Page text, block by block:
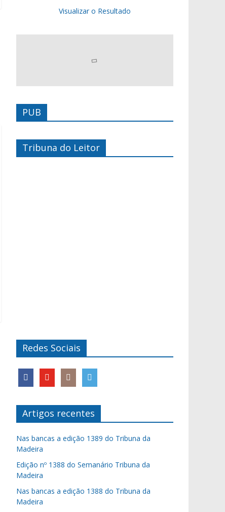
Visualizar o Resultado
PUB
Tribuna do Leitor
Redes Sociais
Artigos recentes
Nas bancas a edição 1389 do Tribuna da
Madeira
Edição nº 1388 do Semanário Tribuna da
Madeira
Nas bancas a edição 1388 do Tribuna da
Madeira